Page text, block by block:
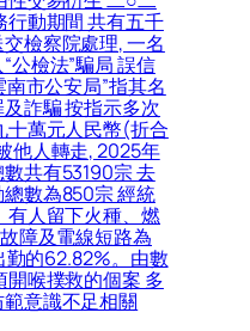
動期間 共有五千
檢察院處理, 一名
公檢法”騙局 誤信
南市公安局”指其名
詐騙 按指示多次
十萬元人民幣(折合
他人轉走, 2025年
共有53190宗 去
數為850宗 經統
有人留下火種、燃
障及電線短路為
勤的62.82%。由數
喉撲救的個案 多
意識不足相關